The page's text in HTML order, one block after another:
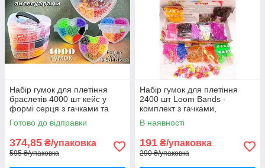
Набір гумок для плетіння
браслетів 4000 шт кейс у
формі серця з гачками та
аксесуарами
Готово до відправки
374,85 ₴/упаковка
595 ₴/упаковка
Набір гумок для плетіння
2400 шт Loom Bands -
комплект з гачками,
рогатками і намистинами
В наявності
191 ₴/упаковка
290 ₴/упаковка